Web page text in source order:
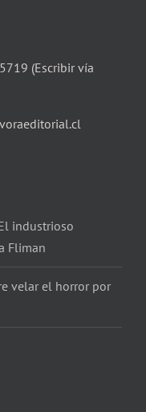
(Escribir vía
industrioso
Fliman
velar el horror por